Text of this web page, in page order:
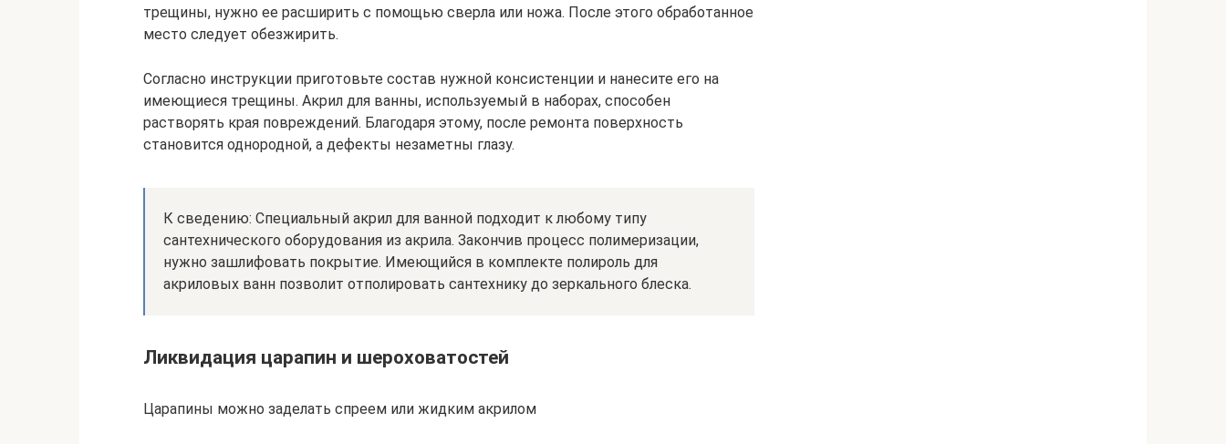
трещины, нужно ее расширить с помощью сверла или ножа. После этого обработанное
место следует обезжирить.
Согласно инструкции приготовьте состав нужной консистенции и нанесите его на
имеющиеся трещины. Акрил для ванны, используемый в наборах, способен
растворять края повреждений. Благодаря этому, после ремонта поверхность
становится однородной, а дефекты незаметны глазу.
К сведению: Специальный акрил для ванной подходит к любому типу
сантехнического оборудования из акрила. Закончив процесс полимеризации,
нужно зашлифовать покрытие. Имеющийся в комплекте полироль для
акриловых ванн позволит отполировать сантехнику до зеркального блеска.
Ликвидация царапин и шероховатостей
Царапины можно заделать спреем или жидким акрилом